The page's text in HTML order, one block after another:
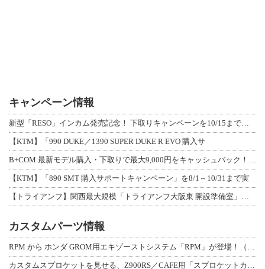
キャンペーン情報
【KTM】「990 DUKE／1390 SUPER DUKE R EVO 購入サ
【KTM】「890 SMT 購入サポートキャンペーン」を8/1～10/31まで実
カスタムパーツ情報